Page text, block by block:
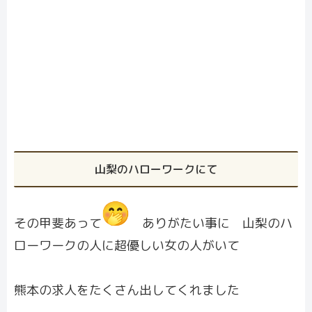
山梨のハローワークにて
その甲斐あって
ありがたい事に 山梨のハ
ローワークの人に超優しい女の人がいて
熊本の求人をたくさん出してくれました